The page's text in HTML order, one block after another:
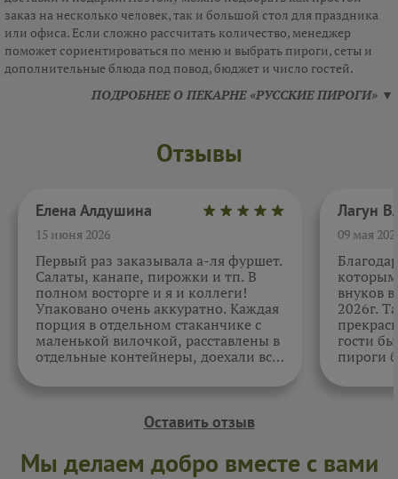
заказ на несколько человек, так и большой стол для праздника
или офиса. Если сложно рассчитать количество, менеджер
поможет сориентироваться по меню и выбрать пироги, сеты и
дополнительные блюда под повод, бюджет и число гостей.
ПОДРОБНЕЕ О ПЕКАРНЕ «РУССКИЕ ПИРОГИ» ▼
Отзывы
Елена Алдушина
15 июня 2026
Первый раз заказывала а-ля фуршет.
Салаты, канапе, пирожки и тп. В
полном восторге и я и коллеги!
Упаковано очень аккуратно. Каждая
порция в отдельном стаканчике с
маленькой вилочкой, расставлены в
отдельные контейнеры, доехали все
спасибо за внимательность к датам.
09 мая
внуков
2026г.
гости
пироги
Оставить отзыв
Мы делаем добро вместе с вами